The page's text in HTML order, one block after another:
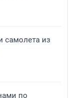
самолета из
по